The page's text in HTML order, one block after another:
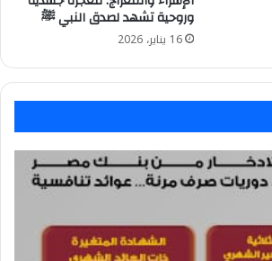
وروحية تشهد لصدق النبي ﷺ
16 يناير، 2026